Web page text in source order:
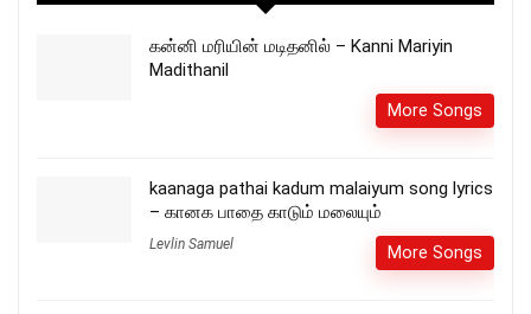
கன்னி மரியின் மடிதனில் – Kanni Mariyin
Madithanil
More Songs
kaanaga pathai kadum malaiyum song lyrics
– கானக பாதை காடும் மலையும்
Levlin Samuel More Songs